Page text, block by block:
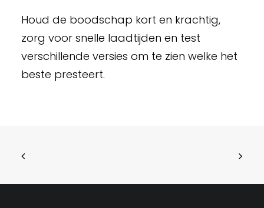
Houd de boodschap kort en krachtig,
zorg voor snelle laadtijden en test
verschillende versies om te zien welke het
beste presteert.